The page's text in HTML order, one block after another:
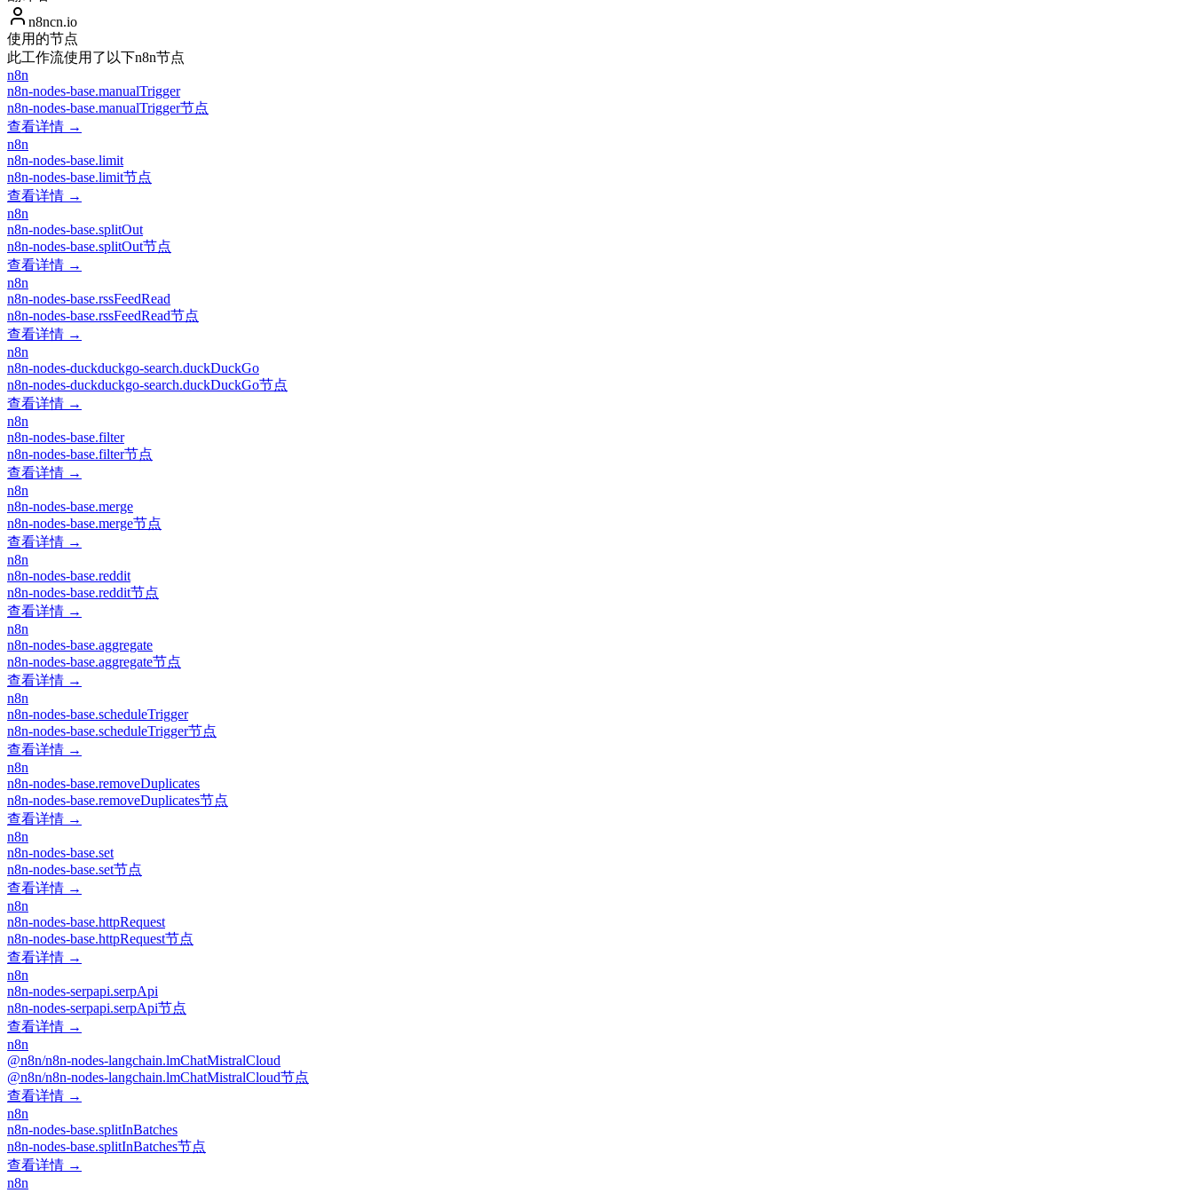
n8ncn.io
使用的节点
此工作流使用了以下n8n节点
n8n
n8n-nodes-base.manualTrigger
n8n-nodes-base.manualTrigger节点
查看详情 →
n8n
n8n-nodes-base.limit
n8n-nodes-base.limit节点
查看详情 →
n8n
n8n-nodes-base.splitOut
n8n-nodes-base.splitOut节点
查看详情 →
n8n
n8n-nodes-base.rssFeedRead
n8n-nodes-base.rssFeedRead节点
查看详情 →
n8n
n8n-nodes-duckduckgo-search.duckDuckGo
n8n-nodes-duckduckgo-search.duckDuckGo节点
查看详情 →
n8n
n8n-nodes-base.filter
n8n-nodes-base.filter节点
查看详情 →
n8n
n8n-nodes-base.merge
n8n-nodes-base.merge节点
查看详情 →
n8n
n8n-nodes-base.reddit
n8n-nodes-base.reddit节点
查看详情 →
n8n
n8n-nodes-base.aggregate
n8n-nodes-base.aggregate节点
查看详情 →
n8n
n8n-nodes-base.scheduleTrigger
n8n-nodes-base.scheduleTrigger节点
查看详情 →
n8n
n8n-nodes-base.removeDuplicates
n8n-nodes-base.removeDuplicates节点
查看详情 →
n8n
n8n-nodes-base.set
n8n-nodes-base.set节点
查看详情 →
n8n
n8n-nodes-base.httpRequest
n8n-nodes-base.httpRequest节点
查看详情 →
n8n
n8n-nodes-serpapi.serpApi
n8n-nodes-serpapi.serpApi节点
查看详情 →
n8n
@n8n/n8n-nodes-langchain.lmChatMistralCloud
@n8n/n8n-nodes-langchain.lmChatMistralCloud节点
查看详情 →
n8n
n8n-nodes-base.splitInBatches
n8n-nodes-base.splitInBatches节点
查看详情 →
n8n